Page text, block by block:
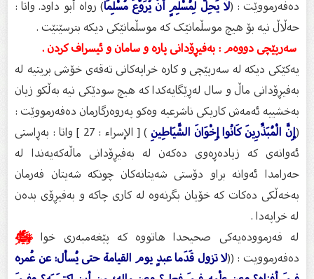
دەفەرمووێت : ( لَا يَحِلُّ لِمُسْلِمٍ أَنْ يُرَوِّعَ مُسْلِمًا) رواه أبو داود. واتا :
حەڵاڵ نیە بۆ هیچ موسڵمانێک کە موسڵمانێکی دیکە بترسێنێت .
سەرپێچی دووەم : بەفیڕۆدانی پارە و سامان و ئيسراف كردن .
یەکێکی دیکە لە سەرپێچی و کارە خراپەکانی تەقەی خۆشی بریتیە لە
بەفیڕۆدانی ماڵ و سال لەڕێگایەکدا کە هیچ سودێکی نیە بەڵکو زیان
بەخشییە ئەمەش کاریکی ناشرعیە وەکو پەروەرگارمان دەفەرمووێت :
إِنَّ الْمُبَذِّرِينَ كَانُوا إِخْوَانَ الشَّيَاطِينِ
) [ الإسراء : 27 ] واتا : بەڕاستی
ئەوانەی کە زیادەڕەوی دەکەن لە بەفیڕۆدانی ماڵەکەیەندا لە
حەرامدا ئەوانە براو دۆستی شەیتانەکان چونکە شەیتان فەرمان
بەخەڵکی دەکات کە خۆیان بگرنەوە لە کاری چاکە و بەفیڕۆی بدەن
لە خراپەدا .
لە فەرموودەیەکی صحیحدا هاتووە کە پێغەمبەری خواﷺ
دەفەرموویت : (( لا تزول قَدَما عبدٍ يوم القيامة حتى يُسأل: عن عُمره